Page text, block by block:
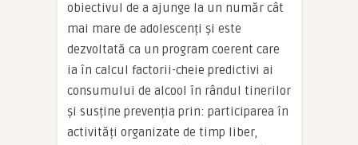
obiectivul de a ajunge la un număr cât
mai mare de adolescenți și este
dezvoltată ca un program coerent care
ia în calcul factorii-cheie predictivi ai
consumului de alcool în rândul tinerilor
și susține prevenția prin: participarea în
activități organizate de timp liber,